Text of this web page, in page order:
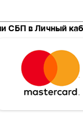
СБП вЛичный